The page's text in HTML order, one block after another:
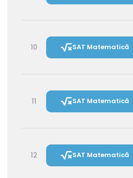
10 SAT Matematică
11 SAT Matematică
12 SAT Matematică